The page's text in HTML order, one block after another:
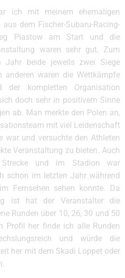
ich mit meinem ehemaligen
dem Fischer-Subaru-Racing-
Piastow am Start und die
waren sehr gut. Zum
beide jeweils zwei Siege
anderen waren die Wettkämpfe
kompletten Organisation
doch sehr in positivem Sinne
ab. Man merkte den Polen an,
mit viel Leidenschaft
war und versuchte den Athleten
Veranstaltung zu bieten. Auch
und im Stadion war
schon im letzten Jahr während
Fernsehen sehen konnte. Da
ist hat der Veranstalter die
Runden über 10, 26, 30 und 50
Profil her finde ich alle Runden
und würde die
her mit dem Skadi Loppet oder